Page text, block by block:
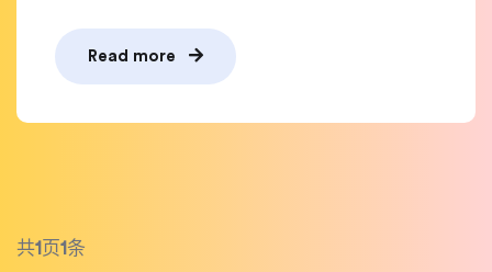
Read more
共1 页1条